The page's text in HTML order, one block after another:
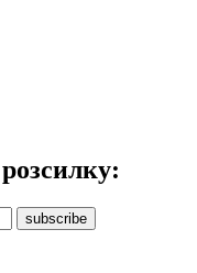
subscribe